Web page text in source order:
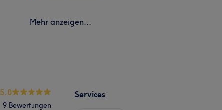
Mehr anzeigen...
5.0
9 Bewertungen
Services